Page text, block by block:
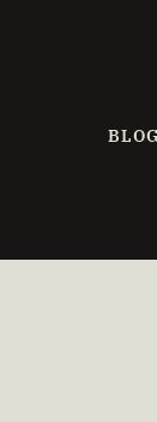
BLOG